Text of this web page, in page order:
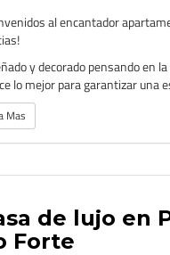
al encantador
y decorado pensando en
lo mejor para garantizar una
Mas
de lujo en
Forte